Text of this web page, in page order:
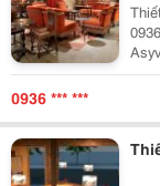
0936099509
0936 *** ***